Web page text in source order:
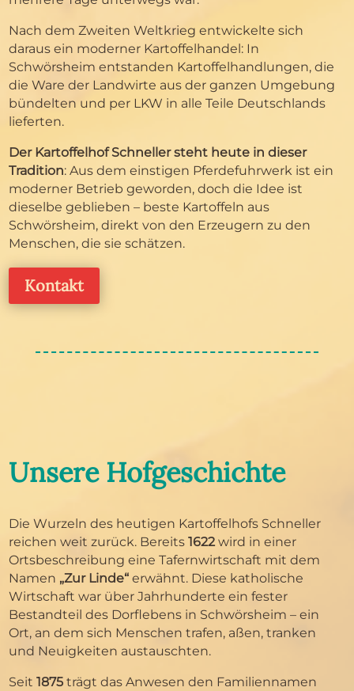
Nach dem Zweiten Weltkrieg entwickelte sich
daraus ein moderner Kartoffelhandel: In
Schwörsheim entstanden Kartoffelhandlungen, die
die Ware der Landwirte aus der ganzen Umgebung
bündelten und per LKW in alle Teile Deutschlands
lieferten.
Der Kartoffelhof Schneller steht heute in dieser
Tradition: Aus dem einstigen Pferdefuhrwerk ist ein
moderner Betrieb geworden, doch die Idee ist
dieselbe geblieben – beste Kartoffeln aus
Schwörsheim, direkt von den Erzeugern zu den
Menschen, die sie schätzen.
Kontakt
Unsere Hofgeschichte
Die Wurzeln des heutigen Kartoffelhofs Schneller
reichen weit zurück. Bereits1622wird in einer
Ortsbeschreibung eine Tafernwirtschaft mit dem
Namen „Zur Linde“ erwähnt. Diese katholische
Wirtschaft war über Jahrhunderte ein fester
Bestandteil des Dorflebens in Schwörsheim – ein
Ort, an dem sich Menschen trafen, aßen, tranken
und Neuigkeiten austauschten.
Seit1875 trägt das Anwesen den Familiennamen